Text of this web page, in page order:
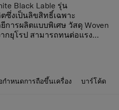
Black Lable รุ่น
ซึ่งเป็นลิขสิทธิ์เฉพาะ
การผลิตแบบพิเศษ วัสดุ Woven
กยุโรป สามารถทนต่อแรง
ระด้านในอย่างปลอดภัย พร้อม
ละคุ้มค่า ดีไซน์เรียบหรู ตกแต่ง
Black Lable รุ่น
ละเสริมลุคให้การเดินทางของ
ความคล่องตัวในการใช้งาน
กำหนดการถือขึ้นเครื่อง บาร์โค้ด